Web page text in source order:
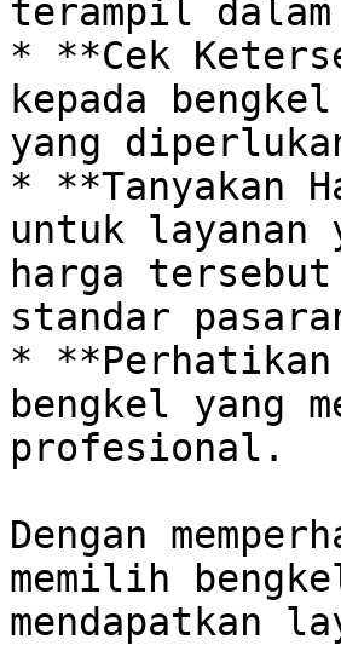
terampil
* **Cek
kepada
yang
* **Tanyakan
untuk layanan
harga
standar
*
bengkel yang
profesional.
Dengan
memilih
mendapatkan